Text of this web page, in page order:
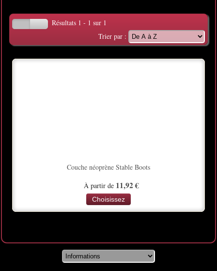
Résultats 1 - 1 sur 1
Trier par :
Couche néoprène Stable Boots
À partir de 11,92 €
Choisissez